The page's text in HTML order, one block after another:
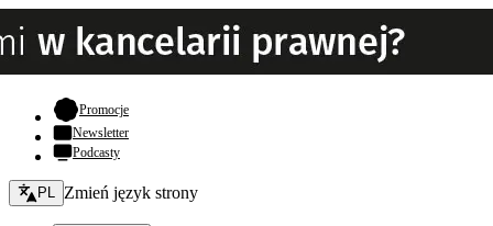
Promocje- otwiera się w nowej karcie
Newsletter
Podcasty
Zmień język - bieżący:
PL Zmień język strony